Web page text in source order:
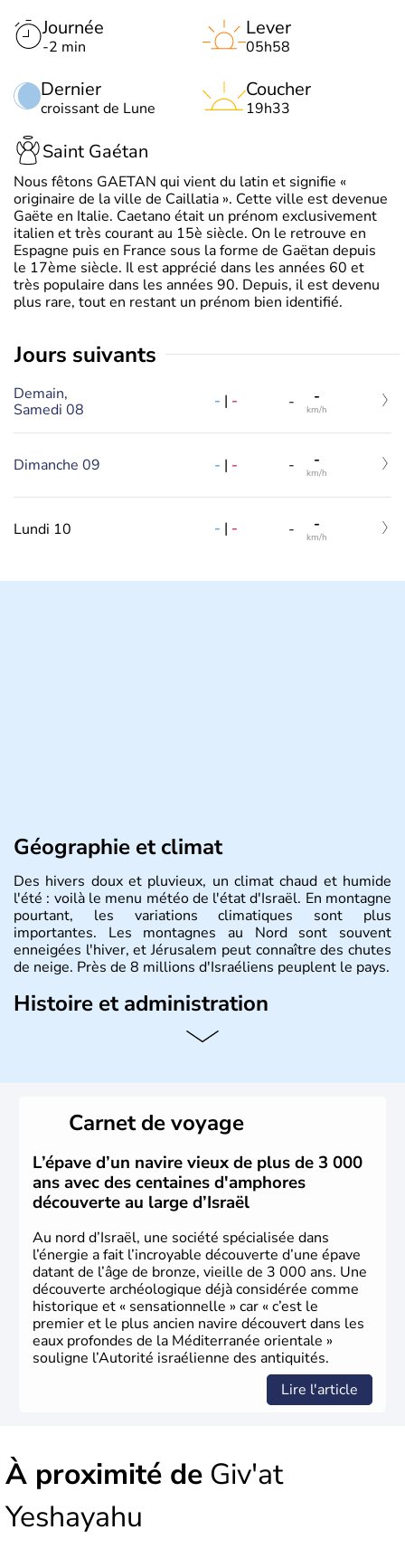
Journée
-2 min
Dernier
croissant de Lune
Lever
05h58
Coucher
19h33
Saint Gaétan
Nous fêtons GAETAN qui vient du latin et signifie «
originaire de la ville de Caillatia ». Cette ville est devenue
Gaëte en Italie. Caetano était un prénom exclusivement
italien et très courant au 15è siècle. On le retrouve en
Espagne puis en France sous la forme de Gaëtan depuis
le 17ème siècle. Il est apprécié dans les années 60 et
très populaire dans les années 90. Depuis, il est devenu
plus rare, tout en restant un prénom bien identifié.
jours suivants
Demain,
Samedi 08
- | - - -
km/h
Dimanche 09 - | - - -
km/h
Lundi 10 - | - - -
km/h
Géographie et climat
Des hivers doux et pluvieux, un climat chaud et humide
l'été : voilà le menu météo de l'état d'Israël. En montagne
pourtant, les variations climatiques sont plus
importantes. Les montagnes au Nord sont souvent
enneigées l'hiver, et Jérusalem peut connaître des chutes
de neige. Près de 8 millions d'Israéliens peuplent le pays.
Histoire et administration
L'Israël est un état de la partie est de la Méditerranée,
vrai essor économique dans le domaine des nouvelles
Carnet de voyage
L’épave d’un navire vieux de plus de 3 000
ans avec des centaines d'amphores
découverte au large d’Israël
Au nord d’Israël, une société spécialisée dans
l’énergie a fait l’incroyable découverte d’une épave
datant de l’âge de bronze, vieille de 3 000 ans. Une
découverte archéologique déjà considérée comme
historique et « sensationnelle » car « c’est le
premier et le plus ancien navire découvert dans les
eaux profondes de la Méditerranée orientale »
souligne l’Autorité israélienne des antiquités.
Lire l'article
À proximité de Giv'at
Yeshayahu